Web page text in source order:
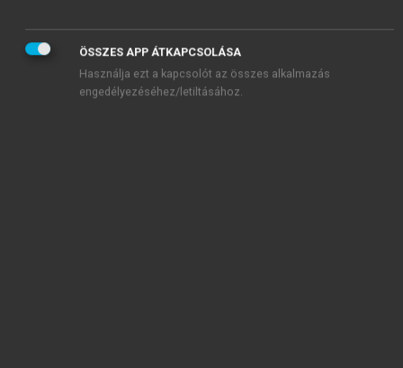
ÖSSZES APP ÁTKAPCSOLÁSA
Használja ezt a kapcsolót az összes alkalmazás
engedélyezéséhez/letiltásához.